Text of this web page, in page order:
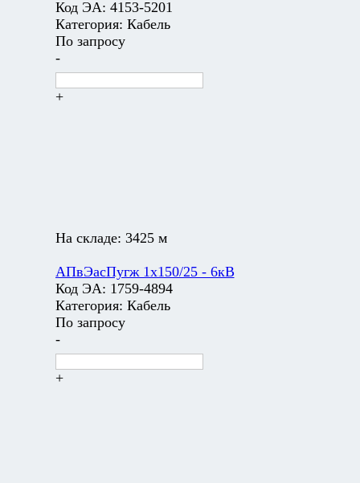
Код ЭА: 4153-5201
Категория: Кабель
По запросу
-
+
На складе: 3425 м
АПвЭасПугж 1х150/25 - 6кВ
Код ЭА: 1759-4894
Категория: Кабель
По запросу
-
+